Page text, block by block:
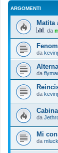
ARGOMENTI
Matita
da
da
da
da
da
Mi
da